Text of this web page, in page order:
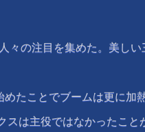
の注目を集めた。美しい
たことでブームは更に加熱
は主役ではなかったこ